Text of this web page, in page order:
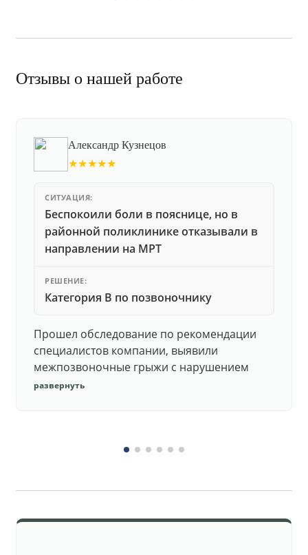
Отзывы о нашей работе
Александр Кузнецов
★★★★★
СИТУАЦИЯ:
Беспокоили боли в пояснице, но в
районной поликлинике отказывали в
направлении на МРТ
РЕШЕНИЕ:
Категория В по позвоночнику
Прошел обследование по рекомендации
специалистов компании, выявили
межпозвоночные грыжи с нарушением
функций. Юристы подготовили документы,
развернуть